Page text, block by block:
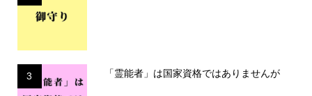
3 「霊能者」は国家資格ではありませんが